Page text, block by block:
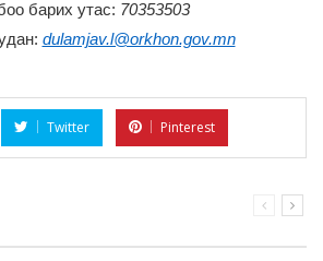
барих утас: 70353503
dulamjav.l@orkhon.gov.mn
Twitter Pinterest